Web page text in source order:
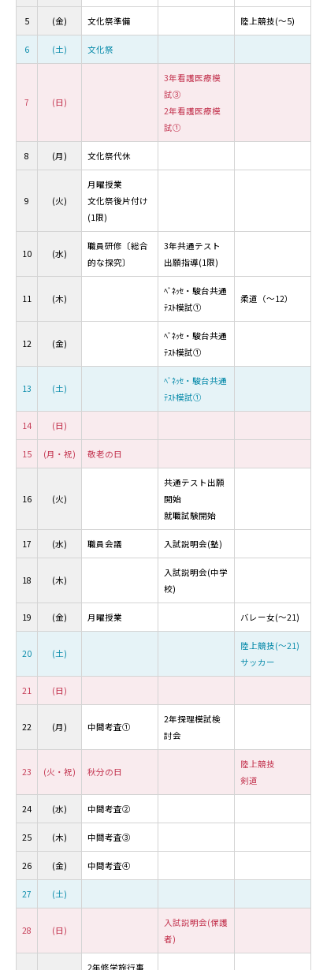
5 (金) 文化祭準備 陸上競技(～5)
6 (土) 文化祭
7 (日)
3年看護医療模
試③
2年看護医療模
試①
8 (月) 文化祭代休
9 (火)
月曜授業
文化祭後片付け
(1限)
10 (水)
職員研修〔総合
的な探究〕
3年共通テスト
出願指導(1限)
11 (木)
ﾍﾞﾈｯｾ・駿台共通
ﾃｽﾄ模試①
柔道（～12）
12 (金)
ﾍﾞﾈｯｾ・駿台共通
ﾃｽﾄ模試①
13 (土)
ﾍﾞﾈｯｾ・駿台共通
ﾃｽﾄ模試①
14 (日)
15 (月・祝) 敬老の日
16 (火)
共通テスト出願
開始
就職試験開始
17 (水) 職員会議 入試説明会(塾)
18 (木)
入試説明会(中学
校)
19 (金) 月曜授業 バレー女(～21)
20 (土)
陸上競技(～21)
サッカー
21 (日)
22 (月) 中間考査①
2年探理模試検
討会
23 (火・祝) 秋分の日
陸上競技
剣道
24 (水) 中間考査②
25 (木) 中間考査③
26 (金) 中間考査④
27 (土)
28 (日)
入試説明会(保護
者)
2年修学旅行事